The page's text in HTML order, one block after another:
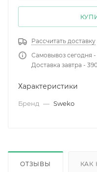
Рассчитать доставку
Самовывоз сегодня
Доставка завтра -
Характеристики
Бренд — Sweko
ОТЗЫВЫ КАК